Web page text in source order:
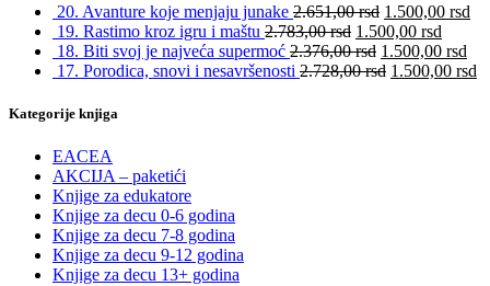
20. Avanture koje menjaju junake 2.651,00rsd 1.500,00 rsd
19. Rastimo kroz igru i maštu 2.783,00rsd 1.500,00 rsd
18. Biti svoj je najveća supermoć 2.376,00rsd 1.500,00 rsd
17. Porodica, snovi i nesavršenosti 2.728,00rsd 1.500,00 rsd
Kategorije knjiga
EACEA
AKCIJA – paketići
Knjige za edukatore
Knjige za decu 0-6 godina
Knjige za decu 7-8 godina
Knjige za decu 9-12 godina
Knjige za decu 13+ godina